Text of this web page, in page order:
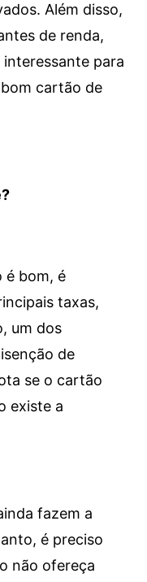
Além disso,
de renda,
para
cartão de
é bom, é
taxas,
um dos
de
se o cartão
existe a
fazem a
é preciso
não ofereça